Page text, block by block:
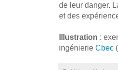
de leur danger.
et des
Illustration :
ingénierie Cbec